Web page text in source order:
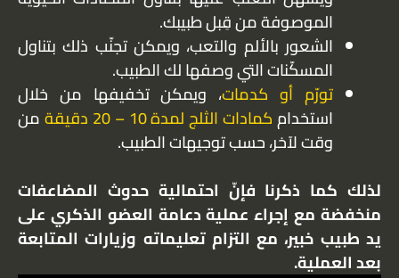
الموصوفة من قِبل طبيبك.
الشعور بالألم والتعب، ويمكن تجنّب ذلك بتناول
المسكّنات التي وصفها لك الطبيب.
تورّم أو كدمات، ويمكن تخفيفها من خلال
استخدامكمادات الثلج لمدة 10 – 20 دقيقة
من
وقت لآخر، حسب توجيهات الطبيب.
لذلك كما ذكرنا فإنّ احتمالية حدوث المضاعفات
منخفضة مع إجراء عملية دعامة العضو الذكري على
يد طبيب خبير، مع التزام تعليماته وزيارات المتابعة
بعد العملية.